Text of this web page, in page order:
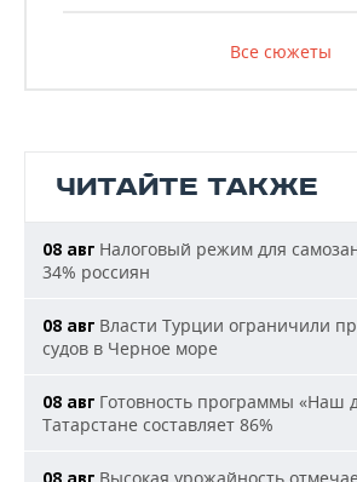
Все сюжеты
ЧИТАЙТЕ ТАКЖЕ
08 авг Налоговый режим для
34% россиян
08 авг Власти Турции ограничили
судов в Черное море
08 авг Готовность программы «Наш
Татарстане составляет 86%